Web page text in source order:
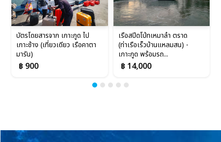
บัตรโดยสารจาก เกาะกูด ไป
เกาะช้าง (เที่ยวเดียว เรือคาตา
มารัน)
฿ 900
เรือสปีดโบ้ทเหมาลำ ตราด
(ท่าเรือเร็วบ้านแหลมสน) -
เกาะกูด พร้อมรถ...
฿ 14,000